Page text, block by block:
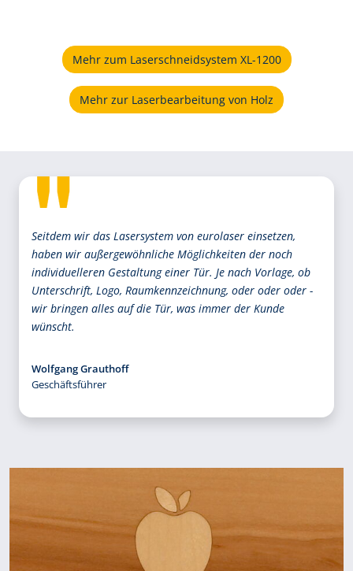
Mehr zum Laserschneidsystem XL-1200
Mehr zur Laserbearbeitung von Holz
Seitdem wir das Lasersystem von eurolaser einsetzen,
haben wir außergewöhnliche Möglichkeiten der noch
individuelleren Gestaltung einer Tür. Je nach Vorlage, ob
Unterschrift, Logo, Raumkennzeichnung, oder oder oder -
wir bringen alles auf die Tür, was immer der Kunde
wünscht.
Wolfgang Grauthoff
Geschäftsführer